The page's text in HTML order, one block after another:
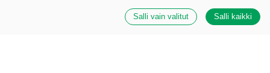
Salli vain valitut Salli kaikki